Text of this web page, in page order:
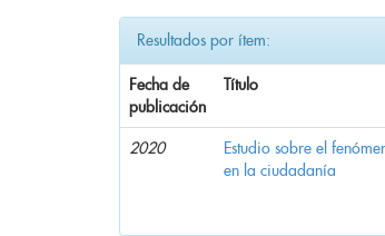
Resultados por ítem:
Fecha de
publicación
Título
2020
Estudio sobre el
en la ciudadanía